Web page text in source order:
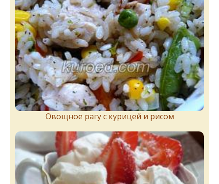
Овощное рагу с курицей и рисом